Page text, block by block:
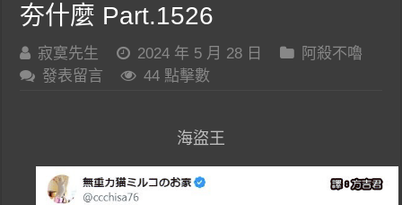
夯什麼 Part.1526
寂寞先生 2024 年 5 月 28 日
阿殺不嚕
發表留言
44 點擊數
海盜王